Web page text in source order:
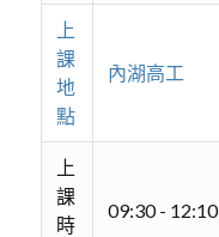
上
課
地
點
內湖高工
上
課
時
09:30 - 12:10